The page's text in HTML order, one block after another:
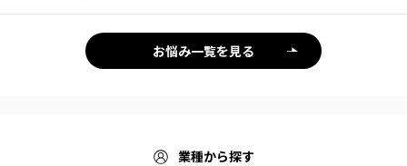
お悩み一覧を見る
業種から探す